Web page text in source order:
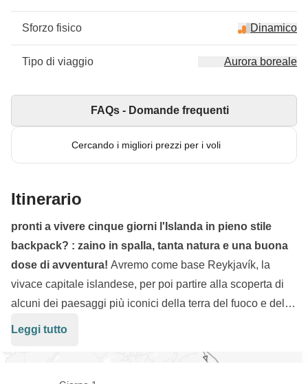
Sforzo fisico Dinamico
Tipo di viaggio Aurora boreale
Cercando i migliori prezzi per i voli
FAQs - Domande frequenti
Itinerario
pronti a vivere cinque giorni l'Islanda in pieno stile
backpack? : zaino in spalla, tanta natura e una buona
dose di avventura! Avremo come base Reykjavík, la
vivace capitale islandese, per poi partire alla scoperta di
alcuni dei paesaggi più iconici della terra del fuoco e del
ghiaccio. Attraverseremo il celebre Golden Circle tra
modellati dalla forza della natura. Ci spingeremo poi lungo
la spettacolare Costa Sud, dove ammireremo le maestose
Leggi tutto